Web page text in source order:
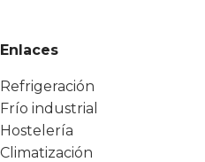
Enlaces
Refrigeración
Frío industrial
Hostelería
Climatización